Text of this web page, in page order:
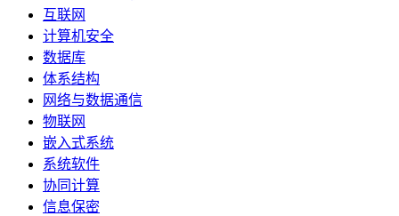
互联网
计算机安全
数据库
体系结构
网络与数据通信
物联网
嵌入式系统
系统软件
协同计算
信息保密